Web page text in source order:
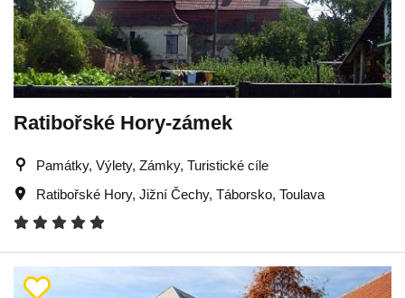
Ratibořské Hory-zámek
Památky, Výlety, Zámky, Turistické cíle
Ratibořské Hory, Jižní Čechy, Táborsko, Toulava